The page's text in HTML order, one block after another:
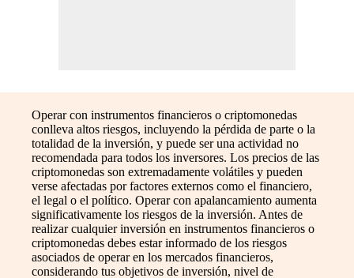
Operar con instrumentos financieros o criptomonedas
conlleva altos riesgos, incluyendo la pérdida de parte o la
totalidad de la inversión, y puede ser una actividad no
recomendada para todos los inversores. Los precios de las
criptomonedas son extremadamente volátiles y pueden
verse afectadas por factores externos como el financiero,
el legal o el político. Operar con apalancamiento aumenta
significativamente los riesgos de la inversión. Antes de
realizar cualquier inversión en instrumentos financieros o
criptomonedas debes estar informado de los riesgos
asociados de operar en los mercados financieros,
considerando tus objetivos de inversión, nivel de